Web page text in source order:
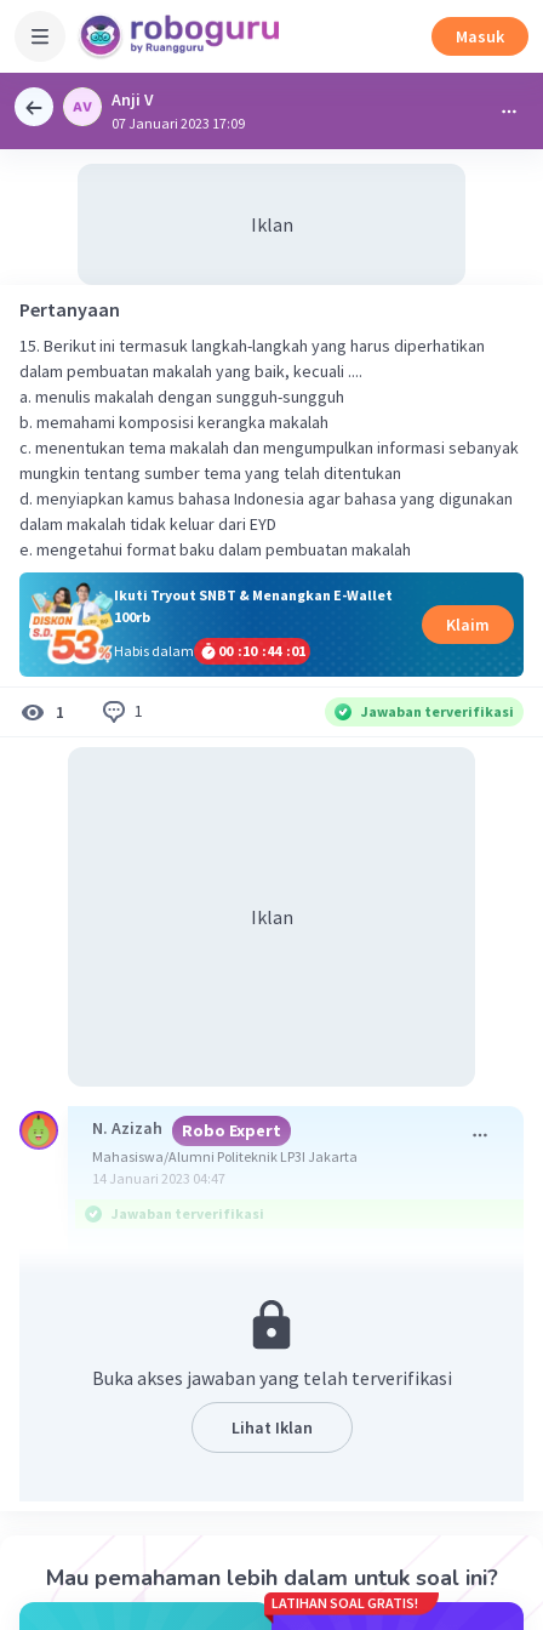
Masuk
Anji V
07 Januari 2023 17:09
Iklan
Pertanyaan
15. Berikut ini termasuk langkah-langkah yang harus diperhatikan
dalam pembuatan makalah yang baik, kecuali ....
a. menulis makalah dengan sungguh-sungguh
b. memahami komposisi kerangka makalah
c. menentukan tema makalah dan mengumpulkan informasi sebanyak
mungkin tentang sumber tema yang telah ditentukan
d. menyiapkan kamus bahasa Indonesia agar bahasa yang digunakan
dalam makalah tidak keluar dari EYD
e. mengetahui format baku dalam pembuatan makalah
Ikuti Tryout SNBT & Menangkan E-Wallet
100rb
Habis dalam
00 :10 :44 :01
Klaim
1 1 Jawaban terverifikasi
Iklan
N. Azizah Robo Expert
Mahasiswa/Alumni Politeknik LP3I Jakarta
14 Januari 2023 04:47
Jawaban terverifikasi
Makalah adalah karya tulis bersifat ilmiah yang
pembahasannya difokuskan pada suatu masalah
Langkah Langkah membuat makalah :
1. Menentukan Masalah Atau Topik
Buka akses jawaban yang telah terverifikasi
Lihat Iklan
Mau pemahaman lebih dalam untuk soal ini?
LATIHAN SOAL GRATIS!